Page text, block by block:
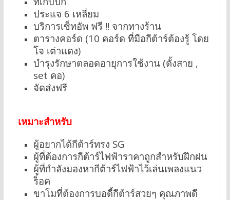
ประแจ 6 เหลี่ยม
บริการเซ็ทอัพ ฟรี !! จากทางร้าน
ตารางคอร์ด (10 คอร์ด ที่มือกีต้าร์ต้องรู้ โดย
โจ เต่าแดง)
บำรุงรักษาตลอดอายุการใช้งาน (ตั้งสาย ,
set คอ)
จัดส่งฟรี
เหมาะสำหรับ
ผู้อยากได้กีต้าร์ทรง SG
ผู้ที่ต้องการกีต้าร์ไฟฟ้าราคาถูกสำหรับฝึกฝน
ผู้ที่กำลังมองหากีต้าร์ไฟฟ้าไว้เล่นเพลงแนว
ร็อค
ขาโมที่ต้องการบอดี้กีต้าร์สวยๆ คุณภาพดี